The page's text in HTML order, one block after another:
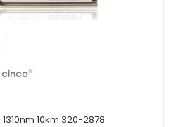
10km 320-2878